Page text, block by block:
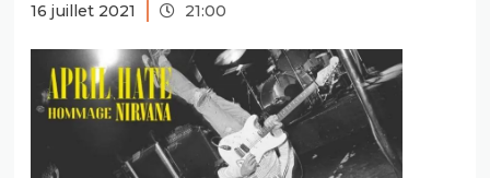
16 juillet 2021 21:00